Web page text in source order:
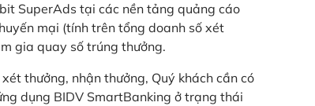
SuperAds tại các nền tảng quảng cáo
mại (tính trên tổng doanh số xét
gia quay số trúng thưởng.
thưởng, nhận thưởng, Quý khách cần có
dụng BIDV SmartBanking ở trạng thái